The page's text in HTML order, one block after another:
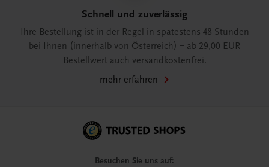
Schnell und zuverlässig
Ihre Bestellung ist in der Regel in spätestens 48 Stunden
bei Ihnen (innerhalb von Österreich) – ab 29,00 EUR
Bestellwert auch versandkostenfrei.
mehr erfahren
Besuchen Sie uns auf: